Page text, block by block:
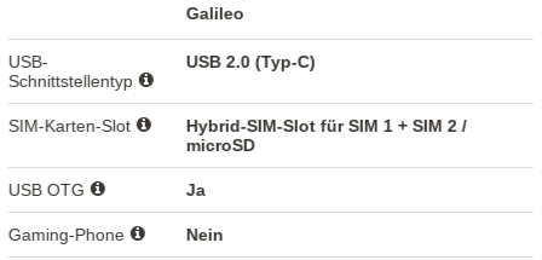
Galileo
USB-
Schnittstellentyp
USB 2.0 (Typ-C)
SIM-Karten-Slot
Hybrid-SIM-Slot für SIM 1 + SIM 2 /
microSD
USB OTG Ja
Gaming-Phone Nein